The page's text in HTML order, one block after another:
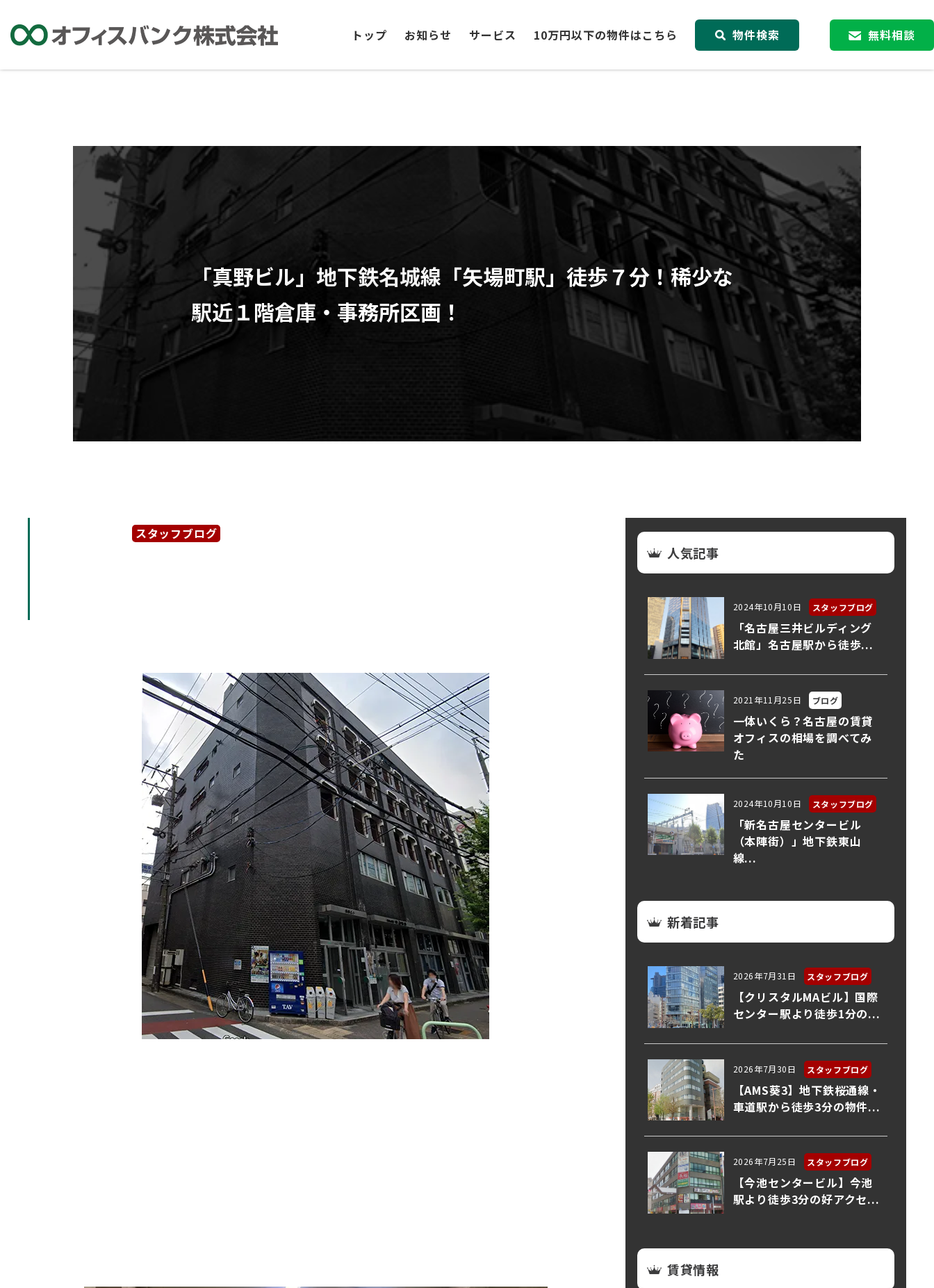
トップ お知らせ サービス 10万円以下の物件はこちら 物件検索 無料相談
「真野ビル」地下鉄名城線「矢場町駅」徒歩７分！稀少な
駅近１階倉庫・事務所区画！
スタッフブログ
人気記事
2024年10月10日 スタッフブログ
「名古屋三井ビルディング
北館」名古屋駅から徒歩...
2021年11月25日 ブログ
一体いくら？名古屋の賃貸
オフィスの相場を調べてみ
た
2024年10月10日 スタッフブログ
「新名古屋センタービル
（本陣街）」地下鉄東山
線...
新着記事
2026年7月31日 スタッフブログ
【クリスタルMAビル】国際
センター駅より徒歩1分の...
2026年7月30日 スタッフブログ
【AMS葵3】地下鉄桜通線・
車道駅から徒歩3分の物件...
2026年7月25日 スタッフブログ
【今池センタービル】今池
駅より徒歩3分の好アクセ...
賃貸情報